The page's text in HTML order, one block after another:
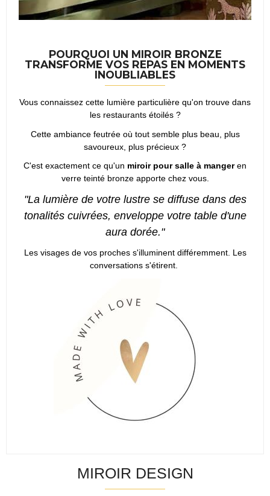
POURQUOI UN MIROIR BRONZE
TRANSFORME VOS REPAS EN MOMENTS
INOUBLIABLES
Vous connaissez cette lumière particulière qu'on trouve dans
les restaurants étoilés ?
Cette ambiance feutrée où tout semble plus beau, plus
savoureux, plus précieux ?
C'est exactement ce qu'un miroir pour salle à mangeren
verre teinté bronze apporte chez vous.
"La lumière de votre lustre se diffuse dans des
tonalités cuivrées, enveloppe votre table d'une
aura dorée."
Les visages de vos proches s'illuminent différemment. Les
conversations s'étirent.
MIROIR DESIGN